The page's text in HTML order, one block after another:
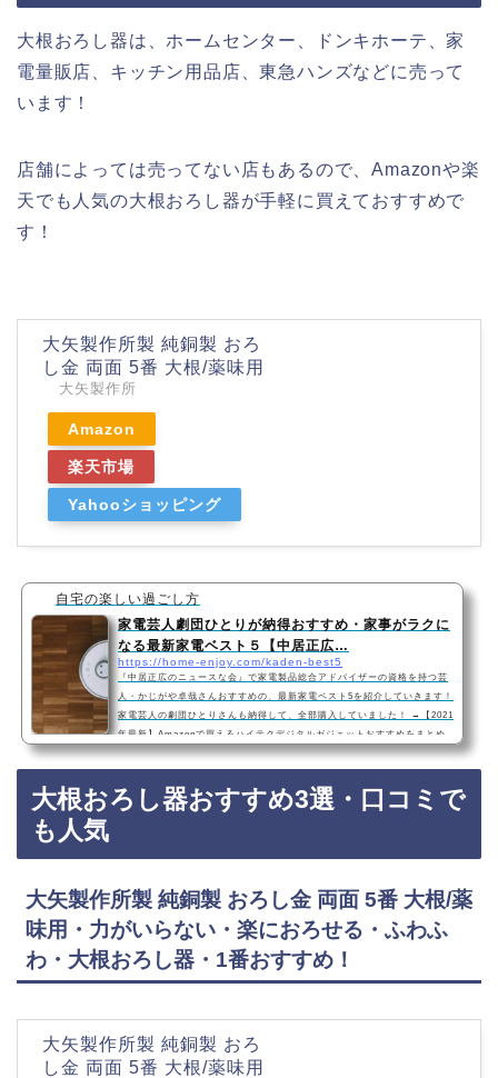
大根おろし器は、ホームセンター、ドンキホーテ、家
電量販店、キッチン用品店、東急ハンズなどに売って
います！
店舗によっては売ってない店もあるので、Amazonや楽
天でも人気の大根おろし器が手軽に買えておすすめで
す！
大矢製作所製 純銅製 おろ
し金 両面 5番 大根/薬味用
大矢製作所
Amazon
楽天市場
Yahooショッピング
自宅の楽しい過ごし方
家電芸人劇団ひとりが納得おすすめ・家事がラクに
なる最新家電ベスト５【中居正広…
https://home-enjoy.com/kaden-best5
『中居正広のニュースな会』で家電製品総合アドバイザーの資格を持つ芸
人・かじがや卓哉さんおすすめの、最新家電ベスト5を紹介していきます！
家電芸人の劇団ひとりさんも納得して、全部購入していました！ →【2021
年最新】Amazonで買えるハイテクデジタルガジェットおすすめをまとめ
ました！はコチラ5位：アイロン台いらずで手軽に洋服のシワが取れる。パ
ナソニック衣類スチーマーNI-FS760・スチームアイロン『衣類スチーマー
スチームアイロン』はアイロン台が必要なくて、ハンガーにかけた服をそ
のまま手軽にシワを伸ばすこと…
大根おろし器おすすめ3選・口コミで
も人気
大矢製作所製 純銅製 おろし金 両面 5番 大根/薬
味用・力がいらない・楽におろせる・ふわふ
わ・大根おろし器・1番おすすめ！
大矢製作所製 純銅製 おろ
し金 両面 5番 大根/薬味用